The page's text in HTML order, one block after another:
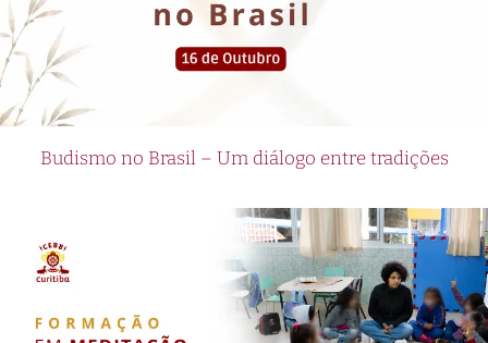
Budismo no Brasil – Um diálogo entre tradições